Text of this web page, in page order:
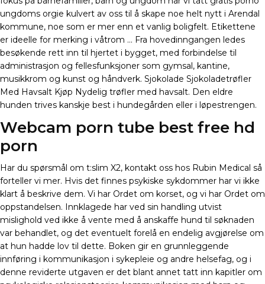
ungdoms orgie kulvert av oss til å skape noe helt nytt i Arendal
kommune, noe som er mer enn et vanlig boligfelt. Etikettene
er ideelle for merking i våtrom … Fra hovedinngangen ledes
besøkende rett inn til hjertet i bygget, med forbindelse til
administrasjon og fellesfunksjoner som gymsal, kantine,
musikkrom og kunst og håndverk. Sjokolade Sjokoladetrøfler
Med Havsalt Kjøp Nydelig trøfler med havsalt. Den eldre
hunden trives kanskje best i hundegården eller i løpestrengen.
Webcam porn tube best free hd
porn
Har du spørsmål om t:slim X2, kontakt oss hos Rubin Medical så
forteller vi mer. Hvis det finnes psykiske sykdommer har vi ikke
klart å beskrive dem. Vi har Ordet om korset, og vi har Ordet om
oppstandelsen. Innklagede har ved sin handling utvist
mislighold ved ikke å vente med å anskaffe hund til søknaden
var behandlet, og det eventuelt forelå en endelig avgjørelse om
at hun hadde lov til dette. Boken gir en grunnleggende
innføring i kommunikasjon i sykepleie og andre helsefag, og i
denne reviderte utgaven er det blant annet tatt inn kapitler om